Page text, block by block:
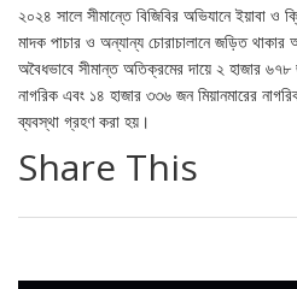
২০২৪ সালে সীমান্তে বিজিবির অভিযানে ইয়াবা
মাদক পাচার ও অন্যান্য চোরাচালানে জড়িত
অবৈধভাবে সীমান্ত অতিক্রমের দায়ে ২ হাজার
নাগরিক এবং ১৪ হাজার ৩৩৬ জন মিয়ানমারের
ব্যবস্থা গ্রহণ করা হয়।
Share This